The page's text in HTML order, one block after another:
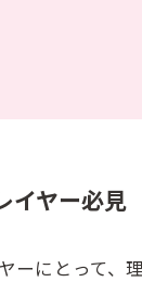
イヤー必見
ーにとって、